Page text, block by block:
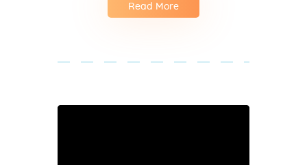
Read More